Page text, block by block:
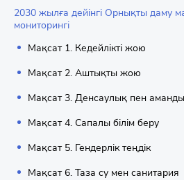
2030 жылға дейінгі Орнықты даму
мониторингі
Мақсат 1. Кедейлікті жою
Мақсат 2. Аштықты жою
Мақсат 3. Денсаулық пен
Мақсат 4. Сапалы білім беру
Мақсат 5. Гендерлік теңдік
Мақсат 6. Таза су мен санитария